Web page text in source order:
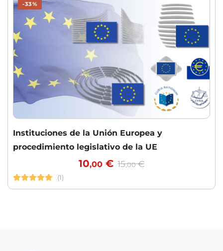
-33%
Instituciones de la Unión Europea y
procedimiento legislativo de la UE
10,00 € 15,00 €
(1)